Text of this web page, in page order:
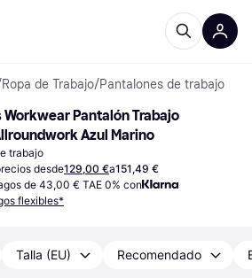
Ropa de Trabajo/Pantalones de trabajo
Workwear Pantalón Trabajo
Azul Marino
trabajo
desde129,00 €a151,49 €
de 43,00 € TAE 0% con
flexibles*
Talla (EU) Recomendado